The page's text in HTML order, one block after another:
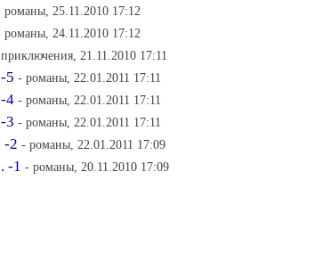
романы, 25.11.2010 17:12
романы, 24.11.2010 17:12
21.11.2010 17:11
5 - романы, 22.01.2011 17:11
4 - романы, 22.01.2011 17:11
3 - романы, 22.01.2011 17:11
-2 - романы, 22.01.2011 17:09
-1 - романы, 20.11.2010 17:09